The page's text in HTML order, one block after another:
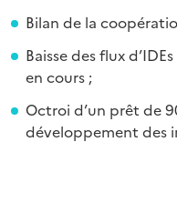
Bilan de la
Baisse des flux
en cours ;
Octroi d’un prêt de
développement des